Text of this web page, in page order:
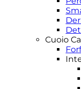
Cuoio